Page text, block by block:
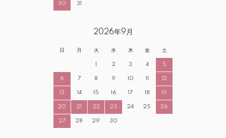
30 31
2026年9月
日 月 火 水 木 金 土
2 3 4 5
6 7 8 9 10 12
13 14 15 16 17 18 19
20 21 22 23 24 25 26
27 28 29 30